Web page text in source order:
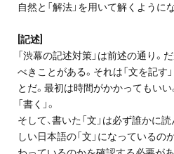
自然と「解法」を用いて解くように
[記述]
「渋幕の記述対策」は前述の通り。
べきことがある。それは「文を記す
とだ。最初は時間がかかってもいい
「書く」。
そして、書いた「文」は必ず誰かに
しい日本語の「文」になっているの